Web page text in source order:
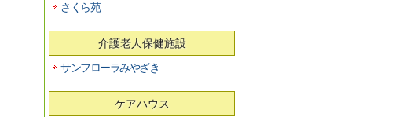
さくら苑
介護老人保健施設
サンフローラみやざき
ケアハウス